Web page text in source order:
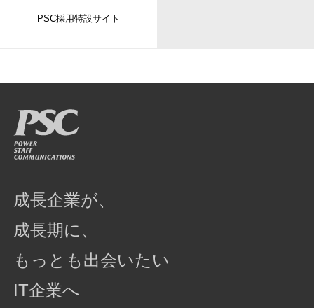
PSC採用特設サイト
成長企業が、
成長期に、
もっとも出会いたい
IT企業へ